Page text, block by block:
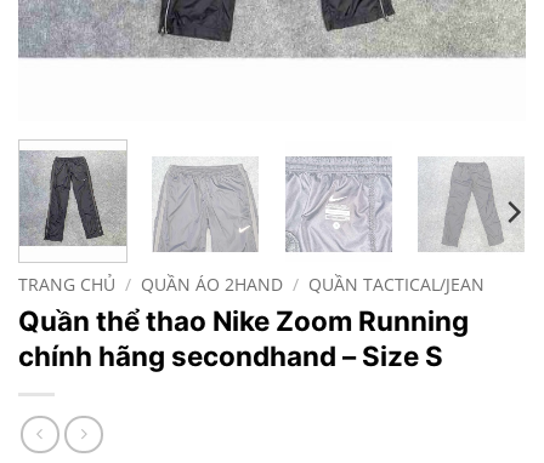
TRANG CHỦ / QUẦN ÁO 2HAND / QUẦN TACTICAL/JEAN
Quần thể thao Nike Zoom Running
chính hãng secondhand – Size S